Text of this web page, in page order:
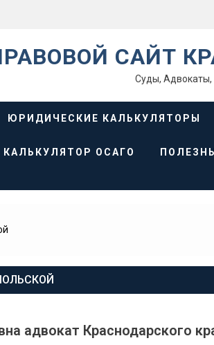
САЙТ
Суды, Адвокаты,
ЮРИДИЧЕСКИЕ КАЛЬКУЛЯТОРЫ
КАЛЬКУЛЯТОР ОСАГО
адвокат Краснодарского